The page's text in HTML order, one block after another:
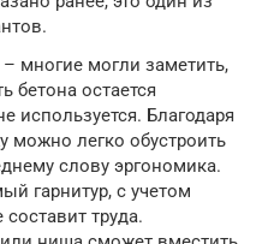
многие могли заметить,
бетона остается
используется. Благодаря
можно легко обустроить
слову эргономика.
гарнитур, с учетом
труда.